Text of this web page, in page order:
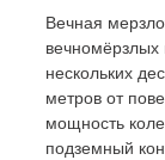
Вечная
нескольких
метров от
мощность
подземный